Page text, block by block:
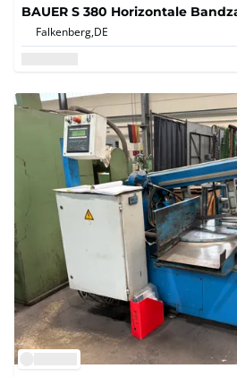
BAUER S 380 Horizontale
Falkenberg,DE